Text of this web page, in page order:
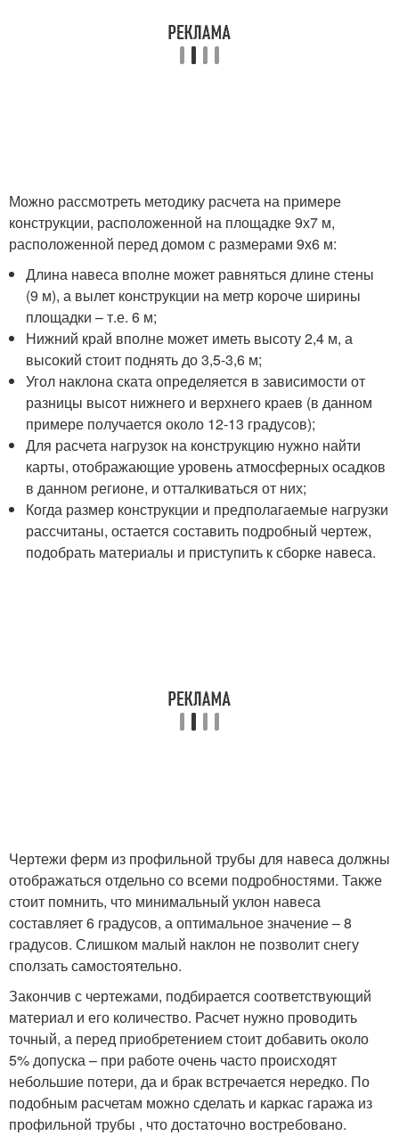
Можно рассмотреть методику расчета на примере
конструкции, расположенной на площадке 9х7 м,
расположенной перед домом с размерами 9х6 м:
Длина навеса вполне может равняться длине стены
(9 м), а вылет конструкции на метр короче ширины
площадки – т.е. 6 м;
Нижний край вполне может иметь высоту 2,4 м, а
высокий стоит поднять до 3,5-3,6 м;
Угол наклона ската определяется в зависимости от
разницы высот нижнего и верхнего краев (в данном
примере получается около 12-13 градусов);
Для расчета нагрузок на конструкцию нужно найти
карты, отображающие уровень атмосферных осадков
в данном регионе, и отталкиваться от них;
Когда размер конструкции и предполагаемые нагрузки
рассчитаны, остается составить подробный чертеж,
подобрать материалы и приступить к сборке навеса.
Чертежи ферм из профильной трубы для навеса должны
отображаться отдельно со всеми подробностями. Также
стоит помнить, что минимальный уклон навеса
составляет 6 градусов, а оптимальное значение – 8
градусов. Слишком малый наклон не позволит снегу
сползать самостоятельно.
Закончив с чертежами, подбирается соответствующий
материал и его количество. Расчет нужно проводить
точный, а перед приобретением стоит добавить около
5% допуска – при работе очень часто происходят
небольшие потери, да и брак встречается нередко. По
подобным расчетам можно сделать и каркас гаража из
профильной трубы , что достаточно востребовано.